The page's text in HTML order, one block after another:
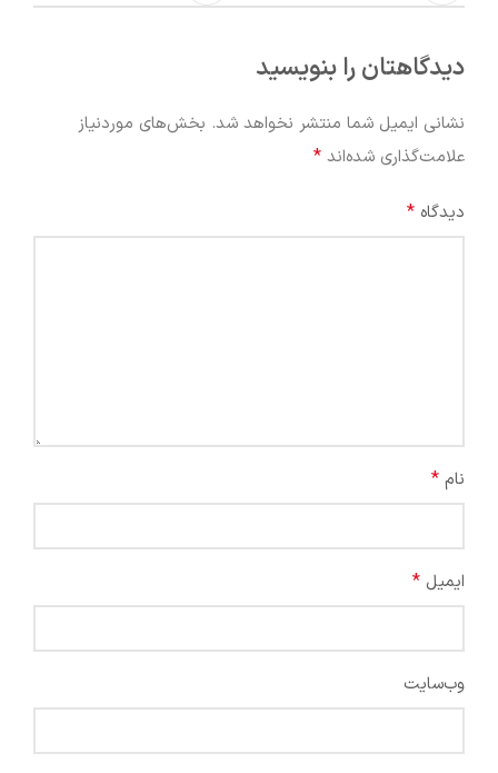
دیدگاهتان را بنویسید
نشانی ایمیل شما منتشر نخواهد شد. بخش‌های موردنیاز
علامت‌گذاری شده‌اند *
دیدگاه *
نام *
ایمیل *
وب‌سایت